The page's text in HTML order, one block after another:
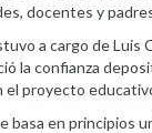
docentes y
a cargo de Luis
la confianza
el proyecto
basa en principios